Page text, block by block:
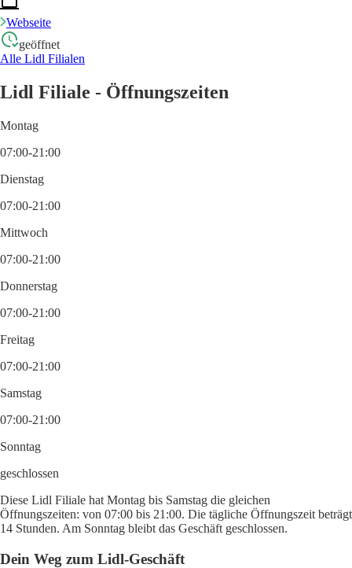
Webseite
geöffnet
Alle Lidl Filialen
Lidl Filiale - Öffnungszeiten
Montag
07:00-21:00
Dienstag
07:00-21:00
Mittwoch
07:00-21:00
Donnerstag
07:00-21:00
Freitag
07:00-21:00
Samstag
07:00-21:00
Sonntag
geschlossen
Diese Lidl Filiale hat Montag bis Samstag die gleichen
Öffnungszeiten: von 07:00 bis 21:00. Die tägliche Öffnungszeit beträgt
14 Stunden. Am Sonntag bleibt das Geschäft geschlossen.
Dein Weg zum Lidl-Geschäft